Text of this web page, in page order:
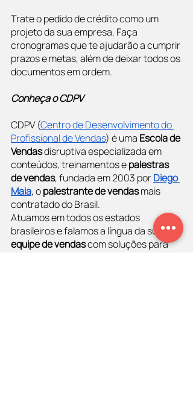
Trate o pedido de crédito como um
projeto da sua empresa. Faça
cronogramas que te ajudarão a cumprir
prazos e metas, além de deixar todos os
documentos em ordem.
Conheça o CDPV
CDPV (Centro de Desenvolvimento do
Profissional de Vendas) é uma Escola de
Vendas disruptiva especializada em
conteúdos, treinamentos e palestras
de vendas, fundada em 2003 por Diego
Maia, o palestrante de vendas mais
contratado do Brasil.
Atuamos em todos os estados
brasileiros e falamos a língua da sua
equipe de vendas com soluções para